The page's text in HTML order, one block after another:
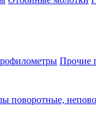
Прочие
поворотные,